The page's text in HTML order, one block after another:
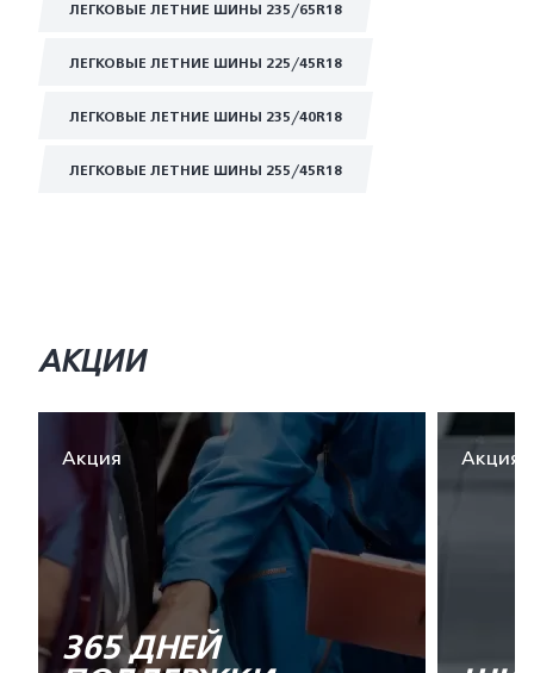
ЛЕГКОВЫЕ ЛЕТНИЕ ШИНЫ 235/65R18
ЛЕГКОВЫЕ ЛЕТНИЕ ШИНЫ 225/45R18
ЛЕГКОВЫЕ ЛЕТНИЕ ШИНЫ 235/40R18
ЛЕГКОВЫЕ ЛЕТНИЕ ШИНЫ 255/45R18
АКЦИИ
Акция
365 ДНЕЙ
Акция